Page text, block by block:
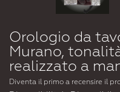
Orologio da
Murano,
realizzato a
Diventa il primo a recensire il